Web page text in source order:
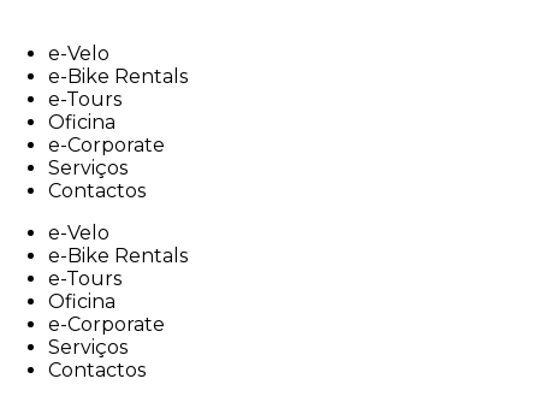
contente-Velo
e-Bike Rentals
e-Tours
Oficina
e-Corporate
Serviços
Contactos
e-Velo
e-Bike Rentals
e-Tours
Oficina
e-Corporate
Serviços
Contactos